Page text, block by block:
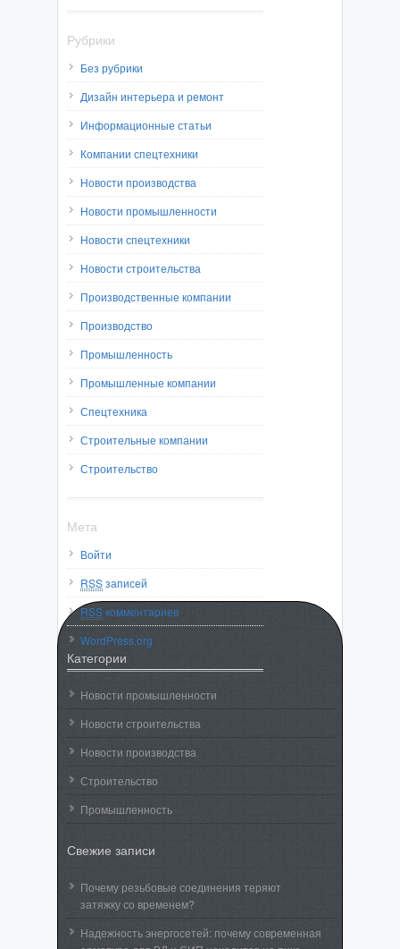
Рубрики
Без рубрики
Дизайн интерьера и ремонт
Информационные статьи
Компании спецтехники
Новости производства
Новости промышленности
Новости спецтехники
Новости строительства
Производственные компании
Производство
Промышленность
Промышленные компании
Спецтехника
Строительные компании
Строительство
Мета
Войти
RSSзаписей
RSSкомментариев
WordPress.org
Категории
Новости промышленности
Новости строительства
Новости производства
Строительство
Промышленность
Свежие записи
Почему резьбовые соединения теряют
затяжку со временем?
Надежность энергосетей: почему современная